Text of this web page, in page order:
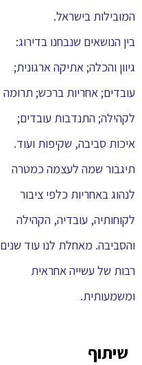
המובילות בישראל.
בין הנושאים שנבחנו בדירוג:
גיוון והכלה; אתיקה ארגונית;
עובדים; אחריות ברכש; תרומה
לקהילה; התנדבות עובדים;
איכות סביבה, שקיפות ועוד.
תיגבור שמה לעצמה כמטרה
לנהוג באחריות כלפי ציבור
לקוחותיה, עובדיה, הקהילה
והסביבה. מאחלת לנו עוד שנים
רבות של עשייה אחראית
ומשמעותית.
שיתוף